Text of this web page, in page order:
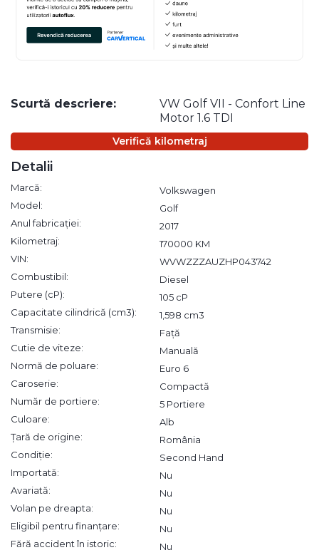
Scurtă descriere:
VW Golf VII - Confort Line
Motor 1.6 TDI
Verifică kilometraj
Detalii
Marcă:
Volkswagen
Model:
Golf
Anul fabricației:
2017
Kilometraj:
170000 KM
VIN:
WVWZZZAUZHP043742
Combustibil:
Diesel
Putere (cP):
105 cP
Capacitate cilindrică (cm3):
1,598 cm3
Transmisie:
Față
Cutie de viteze:
Manuală
Normă de poluare:
Euro 6
Caroserie:
Compactă
Număr de portiere:
5 Portiere
Culoare:
Alb
Țară de origine:
România
Condiție:
Second Hand
Importată:
Nu
Avariată:
Nu
Volan pe dreapta:
Nu
Eligibil pentru finanțare:
Nu
Fără accident în istoric:
Nu